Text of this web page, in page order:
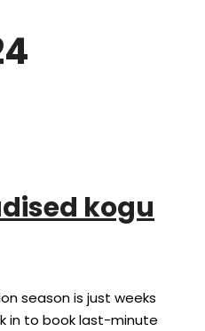
kogu
season is just weeks
in to book last-minute